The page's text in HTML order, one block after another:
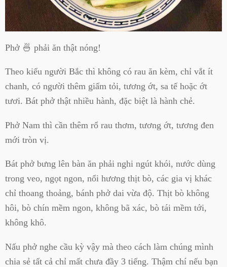
Phở 🍜 phải ăn thật nóng!
Theo kiểu người Bắc thì không có rau ăn kèm, chỉ vắt ít
chanh, có người thêm giấm tỏi, tương ớt, sa tế hoặc ớt
tươi. Bát phở thật nhiều hành, đặc biệt là hành chẻ.
Phở Nam thì cần thêm rổ rau thơm, tương ớt, tương đen
mới tròn vị.
Bát phở bưng lên bàn ăn phải nghi ngút khói, nước dùng
trong veo, ngọt ngon, nổi hương thịt bò, các gia vị khác
chỉ thoang thoảng, bánh phở dai vừa độ. Thịt bò không
hôi, bò chín mềm ngon, không bã xác, bò tái mềm tới,
không khô.
Nấu phở nghe cầu kỳ vậy mà theo cách làm chúng mình
chia sẻ tất cả chỉ mất chưa đầy 3 tiếng. Thậm chí nếu bạn